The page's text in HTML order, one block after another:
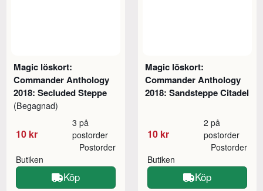
Magic löskort:
Commander Anthology
2018: Secluded Steppe
(Begagnad)
10 kr
3 på
postorder
Butiken
Postorder
Köp
Magic löskort:
Commander Anthology
2018: Sandsteppe Citadel
10 kr
2 på
postorder
Butiken
Postorder
Köp